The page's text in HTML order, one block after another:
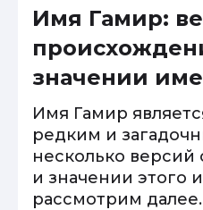
Имя Гамир:
значении
Имя Гамир
редким и
несколько
и значении этого
рассмотрим далее.